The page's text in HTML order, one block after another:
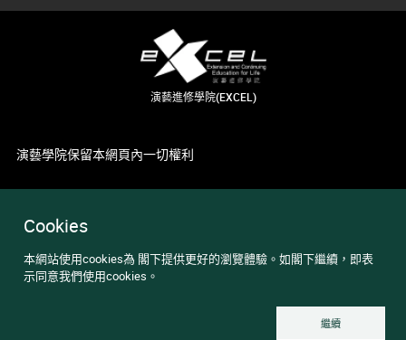
Cookies
本網站使用cookies為 閣下提供更好的瀏覽體驗。如閣下繼續，即表
示同意我們使用cookies。
繼續
演藝進修學院(EXCEL)
演藝學院保留本網頁內一切權利